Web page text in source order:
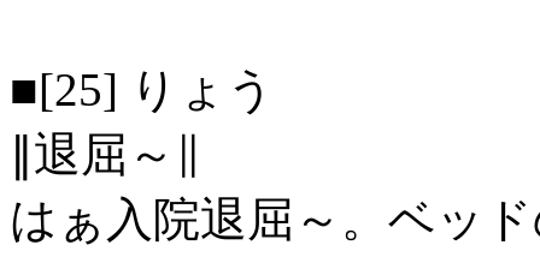
■[25] りょう
∥退屈～∥
はぁ入院退屈～。ベッ